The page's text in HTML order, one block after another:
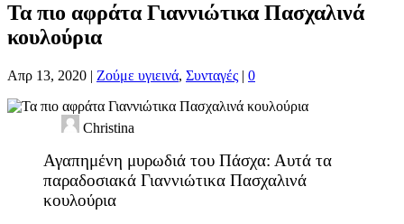
Τα πιο αφράτα Γιαννιώτικα Πασχαλινά
κουλούρια
Απρ 13, 2020 | Ζούμε υγιεινά, Συνταγές | 0
Christina
Αγαπημένη μυρωδιά του Πάσχα: Αυτά τα
παραδοσιακά Γιαννιώτικα Πασχαλινά
κουλούρια